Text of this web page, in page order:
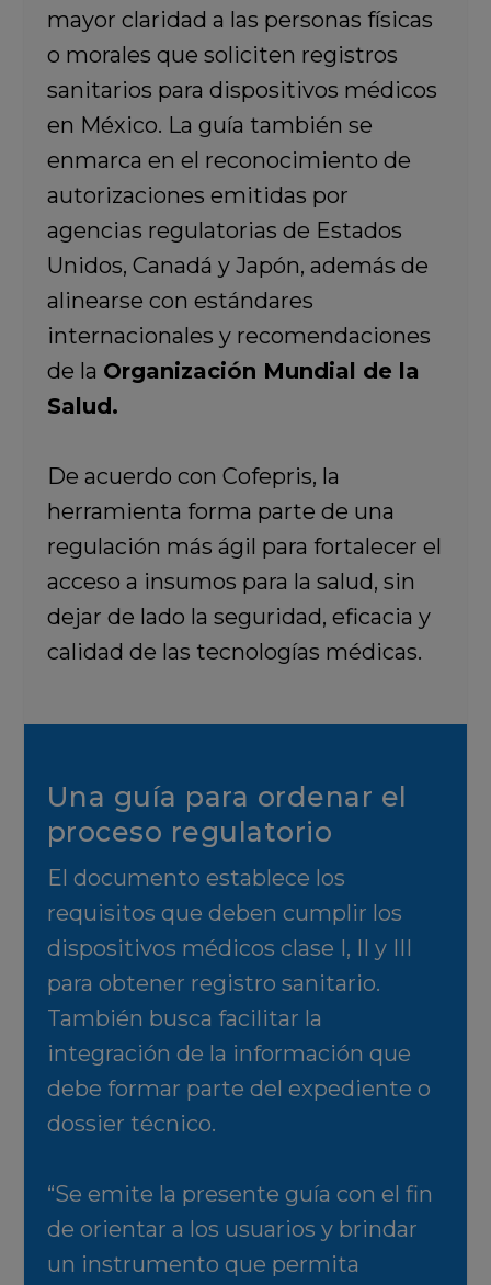
mayor claridad a las personas físicas
o morales que soliciten registros
sanitarios para dispositivos médicos
en México. La guía también se
enmarca en el reconocimiento de
autorizaciones emitidas por
agencias regulatorias de Estados
Unidos, Canadá y Japón, además de
alinearse con estándares
internacionales y recomendaciones
de la Organización Mundial de la
Salud.
De acuerdo con Cofepris, la
herramienta forma parte de una
regulación más ágil para fortalecer el
acceso a insumos para la salud, sin
dejar de lado la seguridad, eficacia y
calidad de las tecnologías médicas.
Una guía para ordenar el
proceso regulatorio
El documento establece los
requisitos que deben cumplir los
dispositivos médicos clase I, II y III
para obtener registro sanitario.
También busca facilitar la
integración de la información que
debe formar parte del expediente o
dossier técnico.
“Se emite la presente guía con el fin
de orientar a los usuarios y brindar
un instrumento que permita